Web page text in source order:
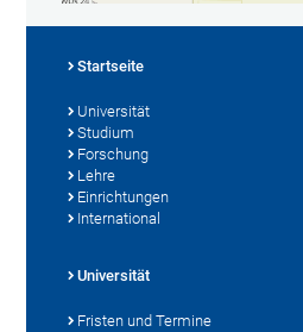
Startseite
Universität
Studium
Forschung
Lehre
Einrichtungen
International
Universität
Fristen und Termine